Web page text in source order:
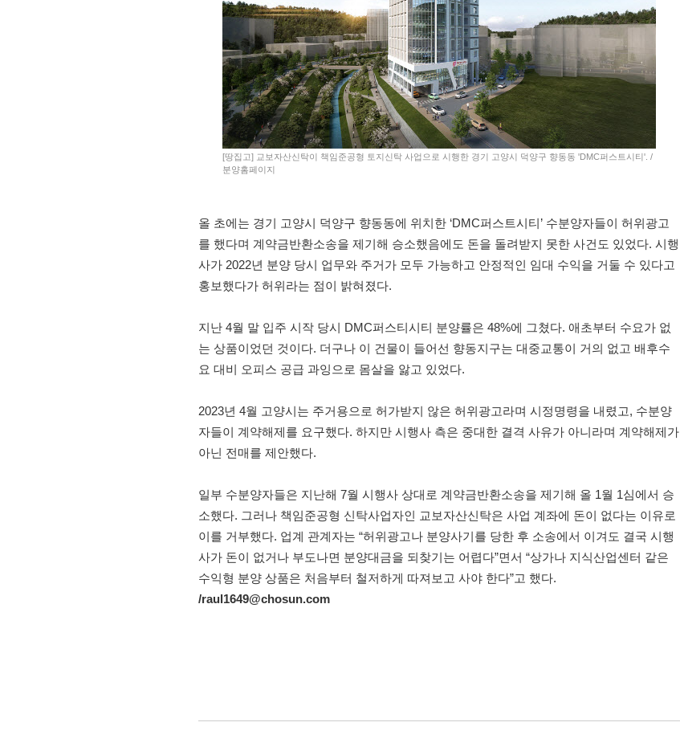
[땅집고] 교보자산신탁이 책임준공형 토지신탁 사업으로 시행한 경기 고양시 덕양구 향동동 'DMC퍼스트시티'. /
분양홈페이지
올 초에는 경기 고양시 덕양구 향동동에 위치한 ‘DMC퍼스트시티’ 수분양자들이 허위광고
를 했다며 계약금반환소송을 제기해 승소했음에도 돈을 돌려받지 못한 사건도 있었다. 시행
사가 2022년 분양 당시 업무와 주거가 모두 가능하고 안정적인 임대 수익을 거둘 수 있다고
홍보했다가 허위라는 점이 밝혀졌다.
지난 4월 말 입주 시작 당시 DMC퍼스티시티 분양률은 48%에 그쳤다. 애초부터 수요가 없
는 상품이었던 것이다. 더구나 이 건물이 들어선 향동지구는 대중교통이 거의 없고 배후수
요 대비 오피스 공급 과잉으로 몸살을 앓고 있었다.
2023년 4월 고양시는 주거용으로 허가받지 않은 허위광고라며 시정명령을 내렸고, 수분양
자들이 계약해제를 요구했다. 하지만 시행사 측은 중대한 결격 사유가 아니라며 계약해제가
아닌 전매를 제안했다.
일부 수분양자들은 지난해 7월 시행사 상대로 계약금반환소송을 제기해 올 1월 1심에서 승
소했다. 그러나 책임준공형 신탁사업자인 교보자산신탁은 사업 계좌에 돈이 없다는 이유로
이를 거부했다. 업계 관계자는 “허위광고나 분양사기를 당한 후 소송에서 이겨도 결국 시행
사가 돈이 없거나 부도나면 분양대금을 되찾기는 어렵다”면서 “상가나 지식산업센터 같은
수익형 분양 상품은 처음부터 철저하게 따져보고 사야 한다”고 했다.
/raul1649@chosun.com